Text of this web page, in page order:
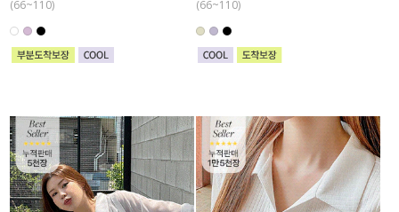
(66~110) (66~110)